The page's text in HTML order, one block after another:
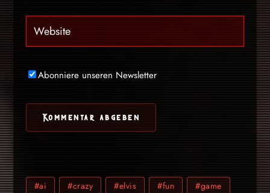
Abonniere unseren Newsletter
#ai #crazy #elvis #fun #game